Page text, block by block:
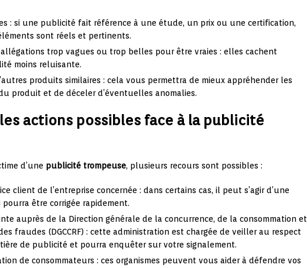
: si une publicité fait référence à une étude, un prix ou une certification,
sont réels et pertinents.
trop vagues ou trop belles pour être vraies : elles cachent
moins reluisante.
produits similaires : cela vous permettra de mieux appréhender les
produit et de déceler d’éventuelles anomalies.
actions possibles face à la publicité
d’une publicité trompeuse, plusieurs recours sont possibles :
client de l’entreprise concernée : dans certains cas, il peut s’agir d’une
être corrigée rapidement.
auprès de la Direction générale de la concurrence, de la consommation et
fraudes (DGCCRF) : cette administration est chargée de veiller au respect
de publicité et pourra enquêter sur votre signalement.
de consommateurs : ces organismes peuvent vous aider à défendre vos